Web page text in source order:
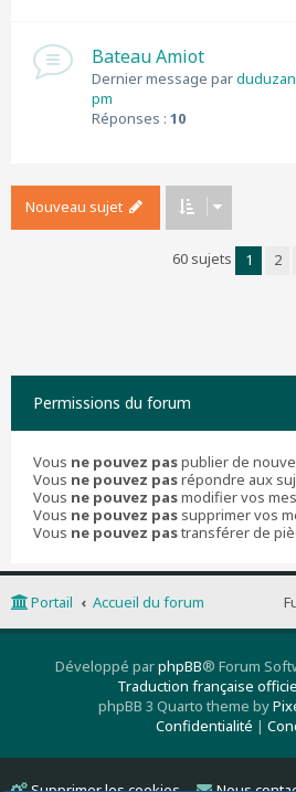
Bateau Amiot
Dernier message par
pm
Réponses : 10
Nouveau sujet
60 sujets 1 2
Permissions du forum
Vous ne pouvez paspublier de
Vous ne pouvez pasrépondre aux
Vous ne pouvez pasmodifier vos
Vous ne pouvez pas supprimer vos
Vous ne pouvez pastransférer de
Portail Accueil du forum
Développé parphpBB® Forum
Traduction française
phpBB 3 Quarto theme by
Confidentialité |